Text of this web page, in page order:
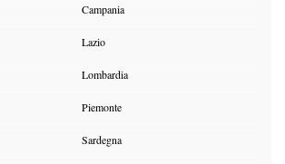
Campania
Lazio
Lombardia
Piemonte
Sardegna